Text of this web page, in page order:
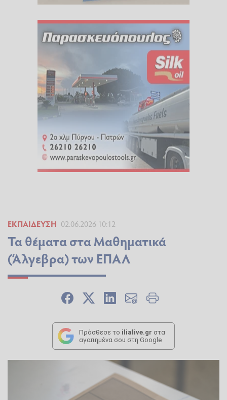
ΕΚΠΑΊΔΕΥΣΗ 02.06.2026 10:12
Τα θέματα στα Μαθηματικά
(Άλγεβρα) των ΕΠΑΛ
Πρόσθεσε το ilialive.gr στα
αγαπημένα σου στη Google